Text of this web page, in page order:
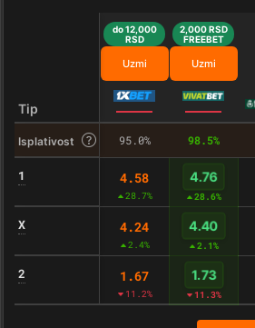
Tip
do 12,000
RSD
Uzmi
2,000 RSD
FREEBET
Uzmi
Isplativost 95.0% 98.5%
1 4.58
28.7%
4.76
28.6%
X 4.24
2.4%
4.40
2.1%
2 1.67
11.2%
1.73
11.3%